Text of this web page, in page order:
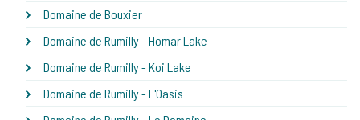
Domaine de Bouxier
Domaine de Rumilly - Homar Lake
Domaine de Rumilly - Koi Lake
Domaine de Rumilly - L'Oasis